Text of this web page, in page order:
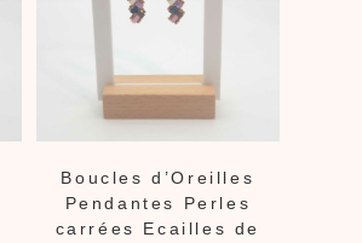
Boucles d’Oreilles
Pendantes Perles
carrées Ecailles de